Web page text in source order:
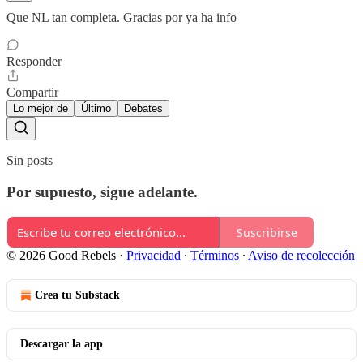
Que NL tan completa. Gracias por ya ha info
Responder
Compartir
Lo mejor de Último Debates
Sin posts
Por supuesto, sigue adelante.
Suscribirse
© 2026 Good Rebels · Privacidad ∙ Términos ∙ Aviso de recolección
Crea tu Substack
Descargar la app